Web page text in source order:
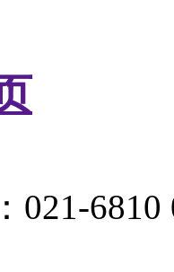
021-6810